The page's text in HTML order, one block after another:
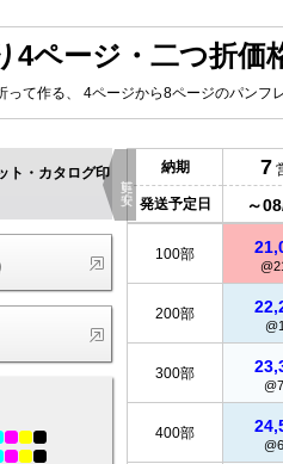
4ページ・二つ折価
って作る、 4ページから8ページのパンフ
ト・カタログ印
更に安く
納期
発送予定日
7
～
100部
200部
300部
400部